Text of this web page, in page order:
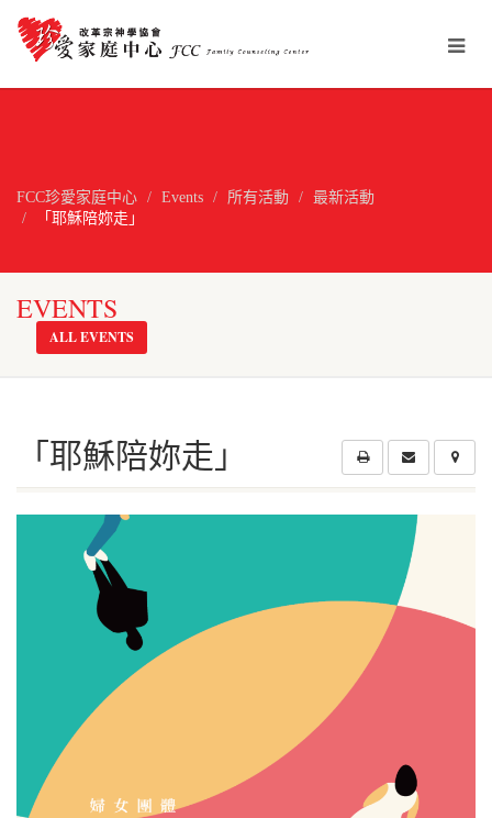
FCC珍愛家庭中心 Events 所有活動
最新活動
「耶穌陪妳走」
EVENTS
ALL EVENTS
「耶穌陪妳走」